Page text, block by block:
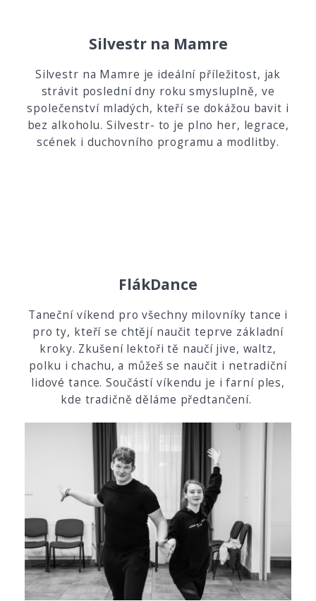
Silvestr na Mamre
Silvestr na Mamre je ideální příležitost, jak
strávit poslední dny roku smysluplně, ve
společenství mladých, kteří se dokážou bavit i
bez alkoholu. Silvestr- to je plno her, legrace,
scének i duchovního programu a modlitby.
FlákDance
Taneční víkend pro všechny milovníky tance i
pro ty, kteří se chtějí naučit teprve základní
kroky. Zkušení lektoři tě naučí jive, waltz,
polku i chachu, a můžeš se naučit i netradiční
lidové tance. Součástí víkendu je i farní ples,
kde tradičně děláme předtančení.